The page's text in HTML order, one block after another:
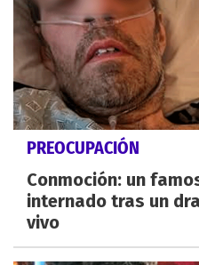
PREOCUPACIÓN
Conmoción: un
internado tras un
vivo